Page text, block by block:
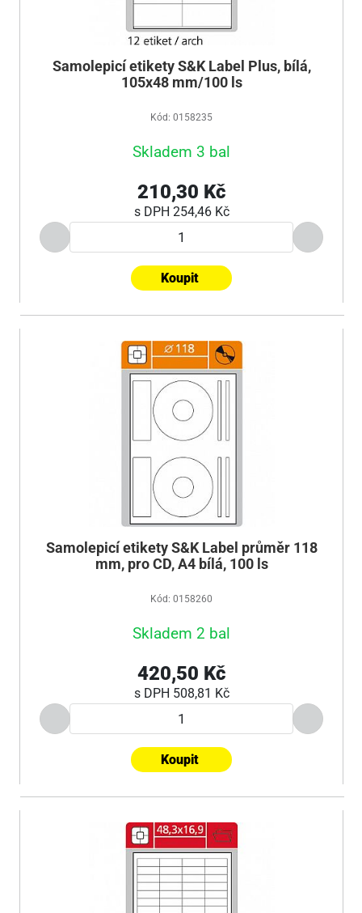
Samolepicí etikety S&K Label Plus, bílá,
105x48 mm/100 ls
Kód: 0158235
Skladem 3 bal
210,30 Kč
s DPH 254,46 Kč
Koupit
Samolepicí etikety S&K Label průměr 118
mm, pro CD, A4 bílá, 100 ls
Kód: 0158260
Skladem 2 bal
420,50 Kč
s DPH 508,81 Kč
Koupit